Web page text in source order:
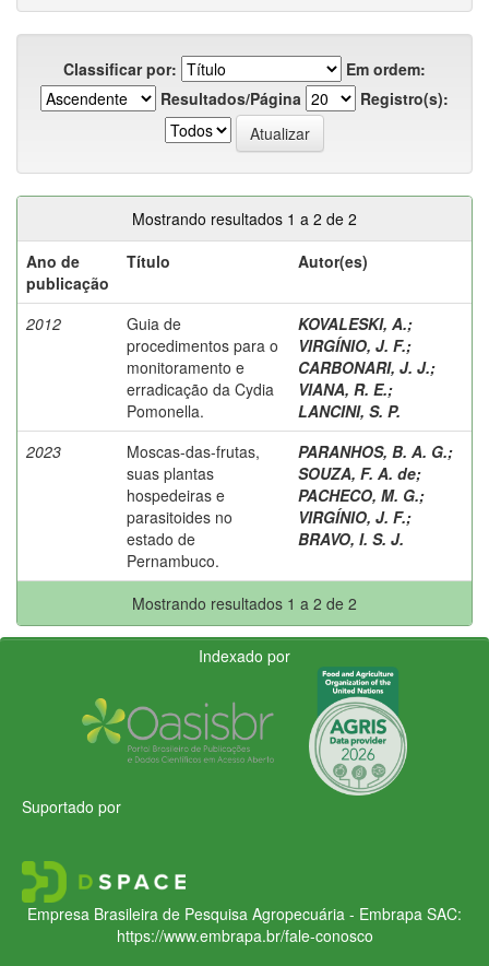
Classificar por:
Em ordem:
Resultados/Página
Registro(s):
Mostrando resultados 1 a 2 de 2
Ano de
publicação
Título Autor(es)
2012
Guia de
procedimentos para o
monitoramento e
erradicação da Cydia
Pomonella.
KOVALESKI, A.;
VIRGÍNIO, J. F.;
CARBONARI, J. J.;
VIANA, R. E.;
LANCINI, S. P.
2023
Moscas-das-frutas,
suas plantas
hospedeiras e
parasitoides no
estado de
Pernambuco.
PARANHOS, B. A. G.;
SOUZA, F. A. de;
PACHECO, M. G.;
VIRGÍNIO, J. F.;
BRAVO, I. S. J.
Mostrando resultados 1 a 2 de 2
Indexado por
Suportado por
Empresa Brasileira de Pesquisa Agropecuária - Embrapa SAC:
https://www.embrapa.br/fale-conosco